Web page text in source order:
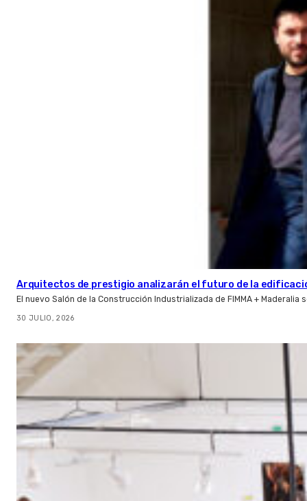
Arquitectos de prestigio analizarán el futuro de la
El nuevo Salón de la Construcción Industrializada de FIMMA +
30 JULIO, 2026